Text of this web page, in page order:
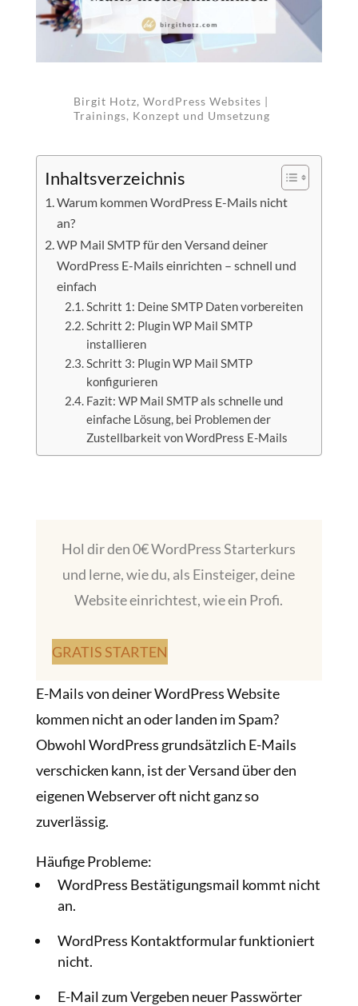
Birgit Hotz, WordPress Websites |
Trainings, Konzept und Umsetzung
Inhaltsverzeichnis
Warum kommen WordPress E-Mails nicht
an?
WP Mail SMTP für den Versand deiner
WordPress E-Mails einrichten – schnell und
einfach
Schritt 1: Deine SMTP Daten vorbereiten
Schritt 2: Plugin WP Mail SMTP
installieren
Schritt 3: Plugin WP Mail SMTP
konfigurieren
Fazit: WP Mail SMTP als schnelle und
einfache Lösung, bei Problemen der
Zustellbarkeit von WordPress E-Mails
Hol dir den 0€ WordPress Starterkurs
und lerne, wie du, als Einsteiger, deine
Website einrichtest, wie ein Profi.
GRATIS STARTEN
E-Mails von deiner WordPress Website
kommen nicht an oder landen im Spam?
Obwohl WordPress grundsätzlich E-Mails
verschicken kann, ist der Versand über den
eigenen Webserver oft nicht ganz so
zuverlässig.
Häufige Probleme:
WordPress Bestätigungsmail kommt nicht
an.
WordPress Kontaktformular funktioniert
nicht.
E-Mail zum Vergeben neuer Passwörter